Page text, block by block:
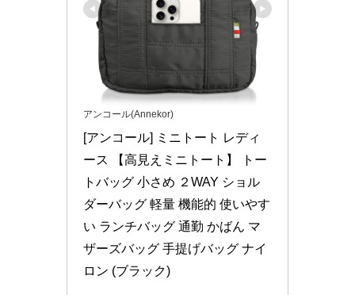
アンコール(Annekor)
[アンコール] ミニトート レディ
ース 【高見えミニトート】 トー
トバッグ 小さめ ２WAY ショル
ダーバッグ 軽量 機能的 使いやす
い ランチバッグ 通勤 かばん マ
ザーズバッグ 手提げバッグ ナイ
ロン (ブラック)